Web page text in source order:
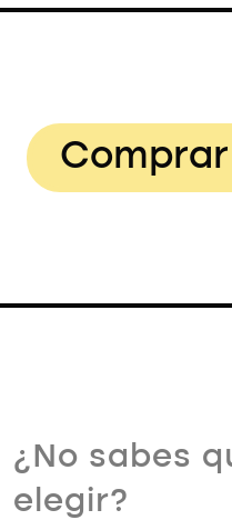
Comprar
¿No sabes
elegir?